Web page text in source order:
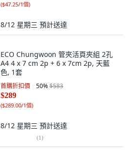
($47.25/1個)
8/12 星期三 預計送達
ECO Chungwoon 管夾活頁夾組 2孔
A4 4 x 7 cm 2p + 6 x 7cm 2p, 天藍
色, 1套
首購折扣價 50%$583
$289
($289.00/1個)
8/12 星期三 預計送達
(1)